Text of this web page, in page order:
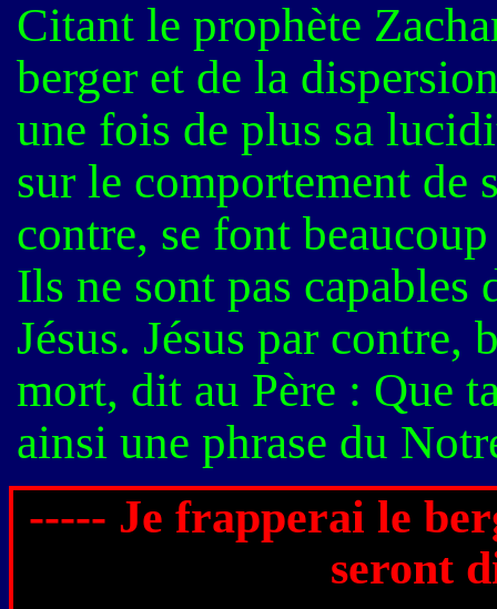
Citant le prophète
berger et de la
une fois de plus sa
sur le comportement de
contre, se font
Ils ne sont pas capables
Jésus. Jésus par contre,
mort, dit au Père : Que
ainsi une phrase du
----- Je frapperai le
seront